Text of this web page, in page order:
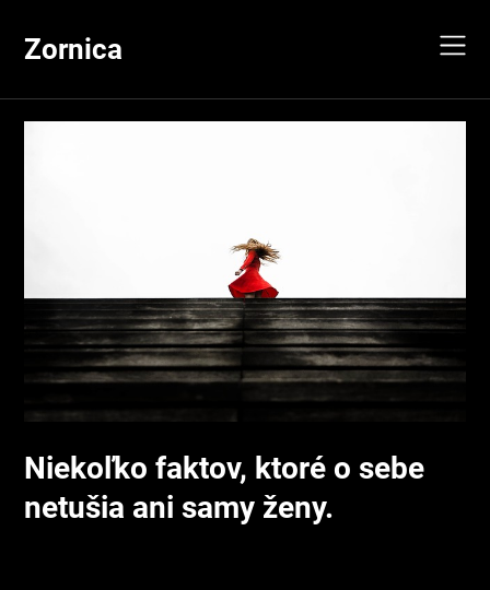
contentZornica
Niekoľko faktov, ktoré o sebe
netušia ani samy ženy.